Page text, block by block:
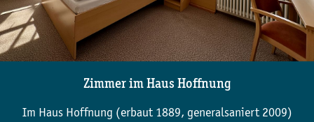
Zimmer im Haus Hoffnung
Im Haus Hoffnung (erbaut 1889, generalsaniert 2009)